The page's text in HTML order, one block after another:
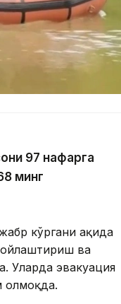
97 нафарга
минг
кўргани ҳақида
ва
Уларда эвакуация
олмоқда.